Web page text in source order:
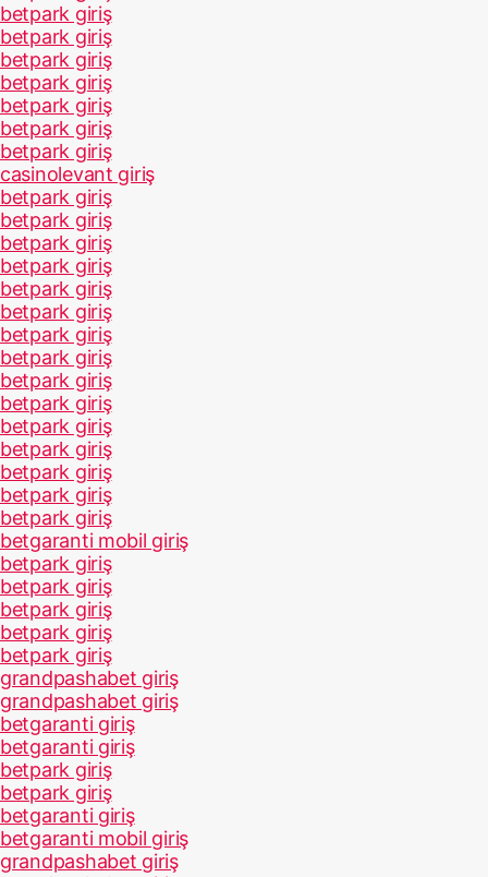
betpark giriş
betpark giriş
betpark giriş
betpark giriş
betpark giriş
betpark giriş
betpark giriş
casinolevant giriş
betpark giriş
betpark giriş
betpark giriş
betpark giriş
betpark giriş
betpark giriş
betpark giriş
betpark giriş
betpark giriş
betpark giriş
betpark giriş
betpark giriş
betpark giriş
betpark giriş
betpark giriş
betgaranti mobil giriş
betpark giriş
betpark giriş
betpark giriş
betpark giriş
betpark giriş
grandpashabet giriş
grandpashabet giriş
betgaranti giriş
betgaranti giriş
betpark giriş
betpark giriş
betgaranti giriş
betgaranti mobil giriş
grandpashabet giriş